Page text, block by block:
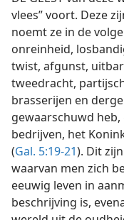
vlees” voort. Deze
noemt ze in de
onreinheid,
twist, afgunst,
tweedracht,
brasserijen en
gewaarschuwd
bedrijven, het
(Gal. 5:19-21). Dit
waarvan men zich
eeuwig leven in
beschrijving is,